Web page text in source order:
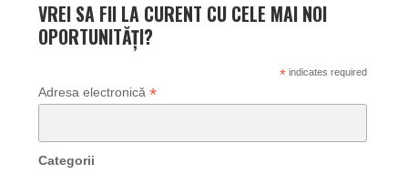
VREI SA FII LA CURENT CU CELE MAI NOI
OPORTUNITĂȚI?
*indicates required
Adresa electronică *
Categorii